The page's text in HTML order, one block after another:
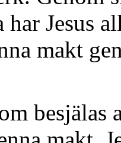
har Jesus
makt
besjälas